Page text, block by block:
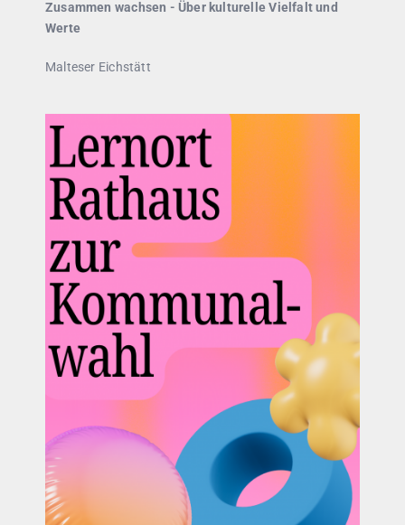
Zusammen wachsen - Über kulturelle Vielfalt und
Werte
Malteser Eichstätt